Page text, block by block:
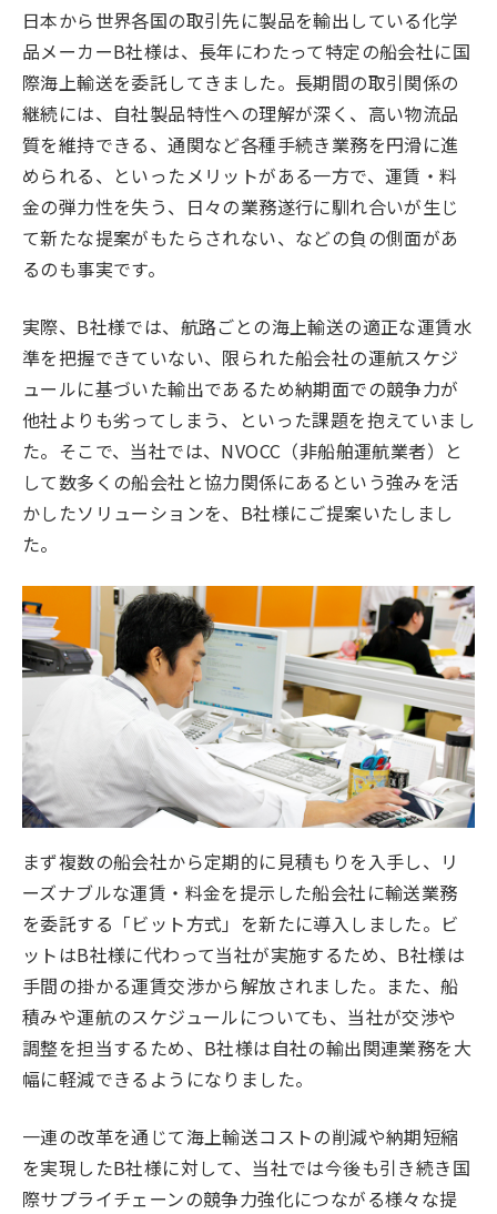
日本から世界各国の取引先に製品を輸出している化学
品メーカーB社様は、長年にわたって特定の船会社に国
際海上輸送を委託してきました。長期間の取引関係の
継続には、自社製品特性への理解が深く、高い物流品
質を維持できる、通関など各種手続き業務を円滑に進
められる、といったメリットがある一方で、運賃・料
金の弾力性を失う、日々の業務遂行に馴れ合いが生じ
て新たな提案がもたらされない、などの負の側面があ
るのも事実です。
実際、B社様では、航路ごとの海上輸送の適正な運賃水
準を把握できていない、限られた船会社の運航スケジ
ュールに基づいた輸出であるため納期面での競争力が
他社よりも劣ってしまう、といった課題を抱えていまし
た。そこで、当社では、NVOCC（非船舶運航業者）と
して数多くの船会社と協力関係にあるという強みを活
かしたソリューションを、B社様にご提案いたしまし
た。
まず複数の船会社から定期的に見積もりを入手し、リ
ーズナブルな運賃・料金を提示した船会社に輸送業務
を委託する「ビット方式」を新たに導入しました。ビ
ットはB社様に代わって当社が実施するため、B社様は
手間の掛かる運賃交渉から解放されました。また、船
積みや運航のスケジュールについても、当社が交渉や
調整を担当するため、B社様は自社の輸出関連業務を大
幅に軽減できるようになりました。
一連の改革を通じて海上輸送コストの削減や納期短縮
を実現したB社様に対して、当社では今後も引き続き国
際サプライチェーンの競争力強化につながる様々な提